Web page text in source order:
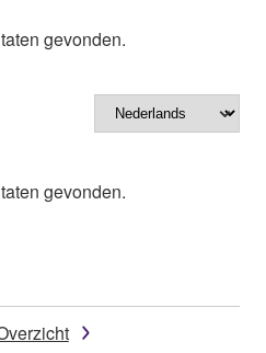
gevonden.
gevonden.